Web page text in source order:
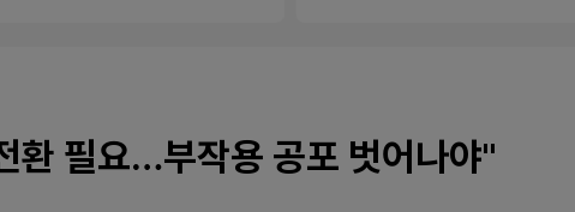
환 필요…부작용 공포 벗어나야"